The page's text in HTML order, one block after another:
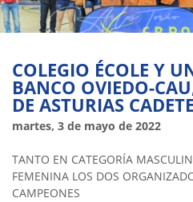
COLEGIO ÉCOLE Y
BANCO OVIEDO-
DE ASTURIAS
martes, 3 de mayo de 2022
TANTO EN CATEGORÍA
FEMENINA LOS DOS
CAMPEONES